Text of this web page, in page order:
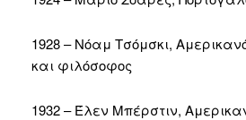
1928 – Νόαμ Τσόμσκι,
και φιλόσοφος
1932 – Έλεν Μπέρστιν,